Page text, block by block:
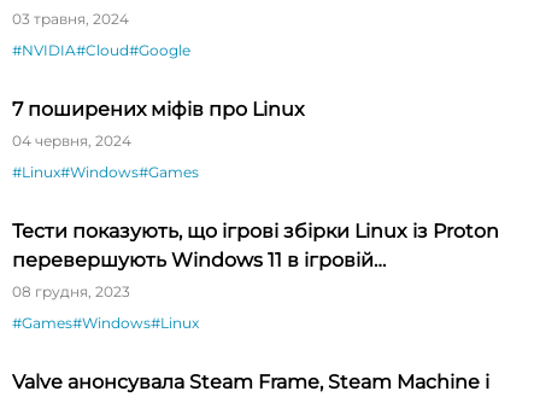
03 травня, 2024
#NVIDIA#Cloud#Google
7 поширених міфів про Linux
04 червня, 2024
#Linux#Windows#Games
Тести показують, що ігрові збірки Linux із Proton
перевершують Windows 11 в ігровій
продуктивності
08 грудня, 2023
#Games#Windows#Linux
Valve анонсувала Steam Frame, Steam Machine і